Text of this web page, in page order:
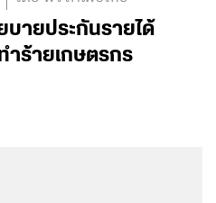
บายประกันรายได้
ำร้ายเกษตรกร